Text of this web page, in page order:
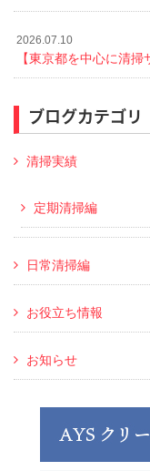
2026.07.10
【東京都を中心に清
ブログカテゴリ
清掃実績
定期清掃編
日常清掃編
お役立ち情報
お知らせ